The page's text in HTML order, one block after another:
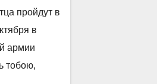
пройдут в
в
армии
тобою,